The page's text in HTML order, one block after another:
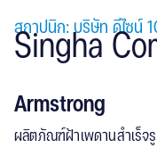
Singha
สถาปนิก: บริษัท ดีไซน์
Armstrong
ผลิตภัณฑ์ฝ้าเพดานสำเร็จ